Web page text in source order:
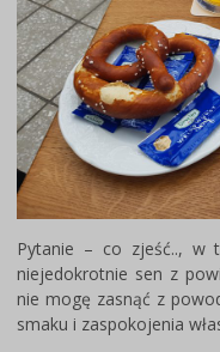
Pytanie – co zjeść.., w
niejedokrotnie sen z
nie mogę zasnąć z
smaku i zaspokojenia